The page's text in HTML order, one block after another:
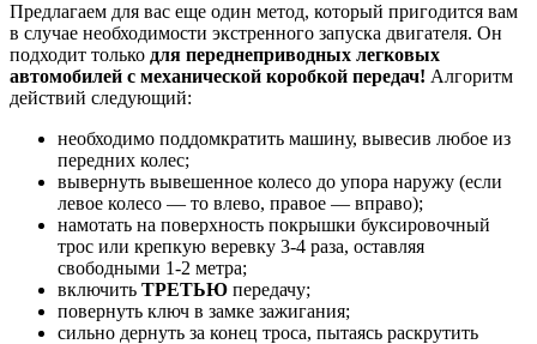
Предлагаем для вас еще один метод, который пригодится вам
в случае необходимости экстренного запуска двигателя. Он
подходит только для переднеприводных легковых
автомобилей с механической коробкой передач! Алгоритм
действий следующий:
необходимо поддомкратить машину, вывесив любое из
передних колес;
вывернуть вывешенное колесо до упора наружу (если
левое колесо — то влево, правое — вправо);
намотать на поверхность покрышки буксировочный
трос или крепкую веревку 3-4 раза, оставляя
свободными 1-2 метра;
включить ТРЕТЬЮ передачу;
повернуть ключ в замке зажигания;
сильно дернуть за конец троса, пытаясь раскрутить